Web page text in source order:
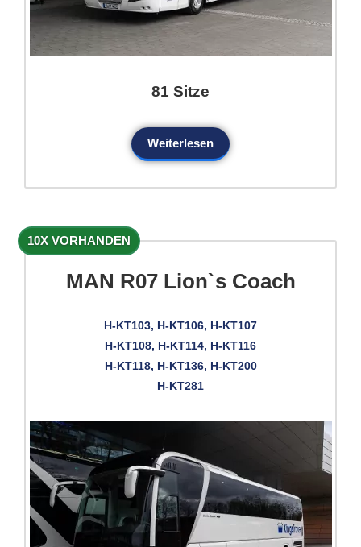
81 Sitze
Weiterlesen
10X VORHANDEN
MAN R07 Lion`s Coach
H-KT103, H-KT106, H-KT107
H-KT108, H-KT114, H-KT116
H-KT118, H-KT136, H-KT200
H-KT281